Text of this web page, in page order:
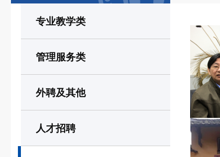
专业教学类
管理服务类
外聘及其他
人才招聘